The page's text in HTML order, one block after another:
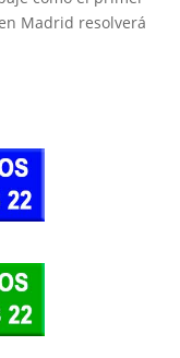
Madrid resolverá